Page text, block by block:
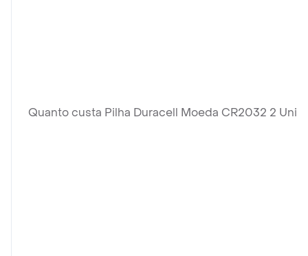
Quanto custa Pilha Duracell Moeda CR2032 2